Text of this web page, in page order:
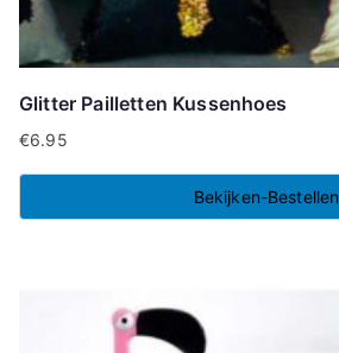
Glitter Pailletten Kussenhoes
€6.95
Bekijken-Bestellen